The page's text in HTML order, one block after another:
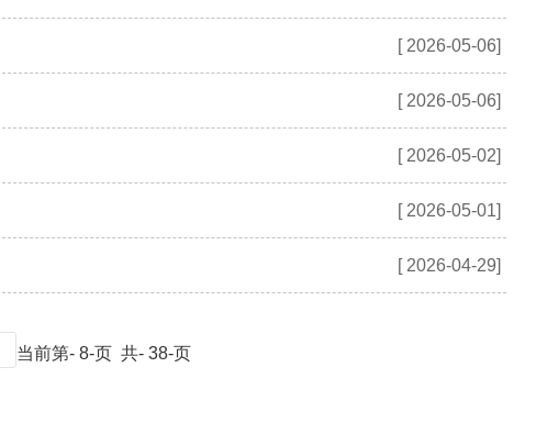
[ 2026-05-06]
[ 2026-05-06]
[ 2026-05-02]
[ 2026-05-01]
[ 2026-04-29]
当前第- 8-页 共- 38-页